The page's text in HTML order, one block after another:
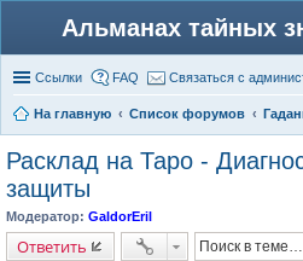
Альманах тайных
Ссылки FAQ Связаться с
На главную Список форумов
Расклад на Таро -
защиты
Модератор: GaldorEril
Ответить